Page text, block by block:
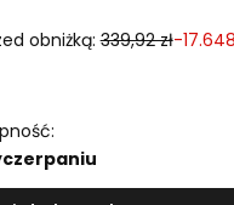
obniżką: 339,92 zł-